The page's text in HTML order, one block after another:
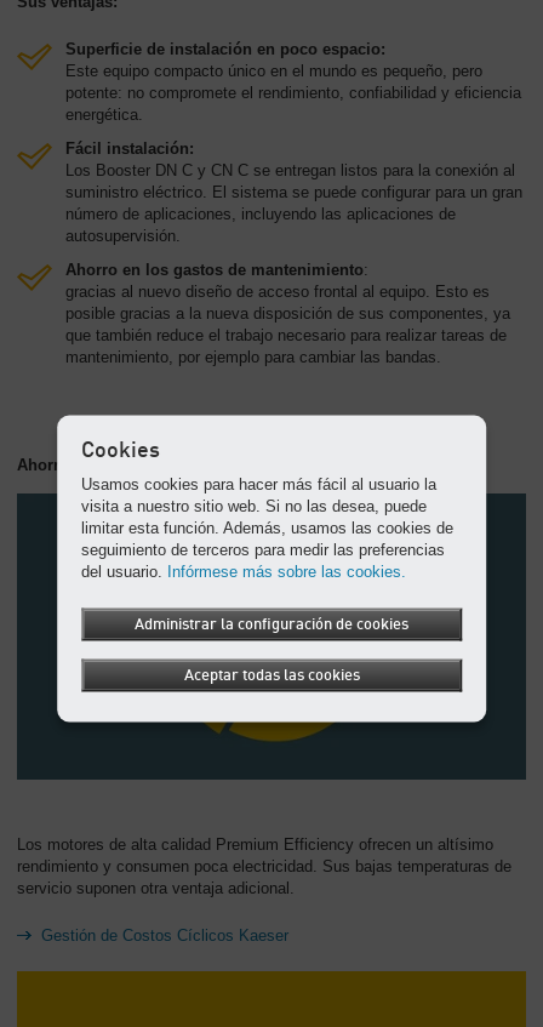
Superficie de instalación en poco espacio:
Este equipo compacto único en el mundo es pequeño, pero
potente: no compromete el rendimiento, confiabilidad y eficiencia
energética.
Fácil instalación:
Los Booster DN C y CN C se entregan listos para la conexión al
suministro eléctrico. El sistema se puede configurar para un gran
número de aplicaciones, incluyendo las aplicaciones de
autosupervisión.
Ahorro en los gastos de mantenimiento:
gracias al nuevo diseño de acceso frontal al equipo. Esto es
posible gracias a la nueva disposición de sus componentes, ya
que también reduce el trabajo necesario para realizar tareas de
mantenimiento, por ejemplo para cambiar las bandas.
Ahorros de costos de energía
Los motores de alta calidad Premium Efficiency ofrecen un altísimo
rendimiento y consumen poca electricidad. Sus bajas temperaturas de
servicio suponen otra ventaja adicional.
Gestión de Costos Cíclicos Kaeser
Cookies
Usamos cookies para hacer más fácil al usuario la
visita a nuestro sitio web. Si no las desea, puede
limitar esta función. Además, usamos las cookies de
seguimiento de terceros para medir las preferencias
del usuario. Infórmese más sobre las cookies.
Administrar la configuración de cookies
Aceptar todas las cookies